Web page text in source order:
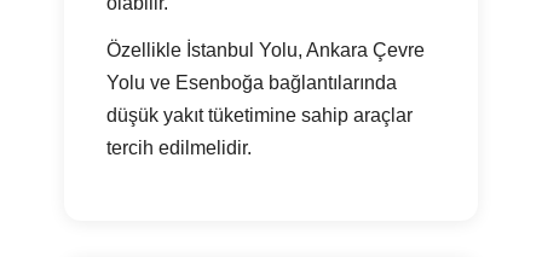
Özellikle İstanbul Yolu, Ankara Çevre
Yolu ve Esenboğa bağlantılarında
düşük yakıt tüketimine sahip araçlar
tercih edilmelidir.